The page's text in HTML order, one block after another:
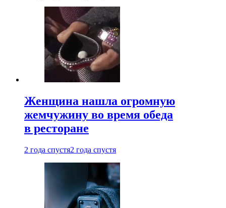
Женщина нашла огромную
жемчужину во время обеда
в ресторане
2 года спустя2 года спустя